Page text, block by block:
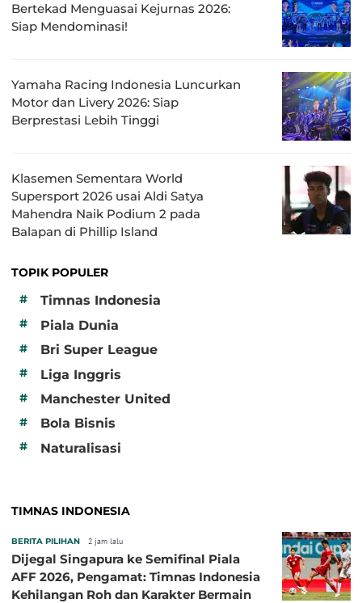
Bertekad Menguasai Kejurnas 2026:
Siap Mendominasi!
Yamaha Racing Indonesia Luncurkan
Motor dan Livery 2026: Siap
Berprestasi Lebih Tinggi
Klasemen Sementara World
Supersport 2026 usai Aldi Satya
Mahendra Naik Podium 2 pada
Balapan di Phillip Island
TOPIK POPULER
#
Timnas Indonesia
# Piala Dunia
# Bri Super League
# Liga Inggris
# Manchester United
# Bola Bisnis
# Naturalisasi
TIMNAS INDONESIA
BERITA PILIHAN 2 jam lalu
Dijegal Singapura ke Semifinal Piala
AFF 2026, Pengamat: Timnas Indonesia
Kehilangan Roh dan Karakter Bermain